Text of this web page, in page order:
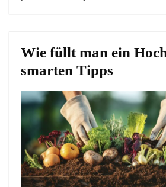
Wie füllt man ein
smarten Tipps